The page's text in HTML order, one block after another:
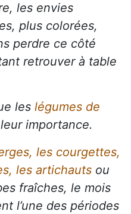
les envies
plus colorées,
perdre ce côté
retrouver à table
les légumes de
importance.
les courgettes,
les artichauts ou
fraîches, le mois
l’une des périodes